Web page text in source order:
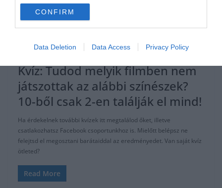
CONFIRM
Data Deletion Data Access Privacy Policy
2021.01.26. Tamas
Kvíz: Tudod melyik filmben nem
játszottak az alábbi színészek?
10-ből csak 2-en találják el mind!
Ha érdekelnek további kvízek itt megtalálod őket, illetve
csatlakozhatsz Facebook csoportunkhoz is. Mielőtt belépsz ne
felejtsd el megosztani barátaiddal az eredményedet. Van saját kvíz
ötleted?
Read More